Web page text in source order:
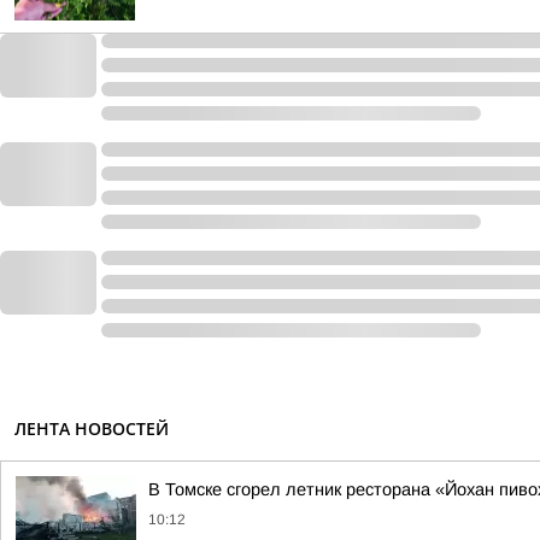
ЛЕНТА НОВОСТЕЙ
В Томске сгорел летник ресторана «Йохан
10:12